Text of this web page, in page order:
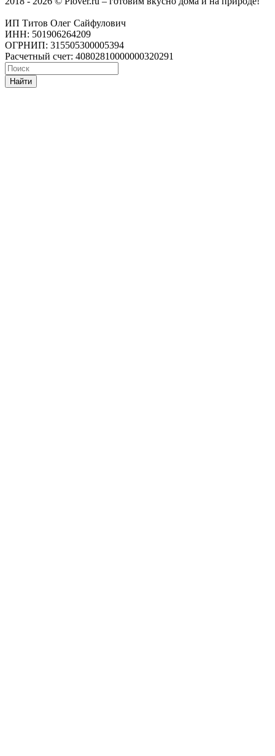
ИП Титов Олег Сайфулович
ИНН: 501906264209
ОГРНИП: 315505300005394
Расчетный счет: 40802810000000320291
Найти